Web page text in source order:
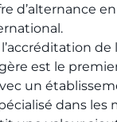
d’alternance
de
est le
un
dans les